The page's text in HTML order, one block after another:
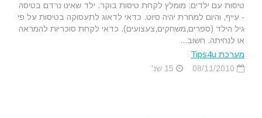
טיסות עם ילדים: מומלץ לקחת טיסות בוקר. ילד שאינו נרדם בטיסה
- עייף, והיום למחרת יהיה סיוט. כדאי לדאוג לתעסוקה בטיסות על פי
גיל הילד (ספרים,משחקים,צעצועים). כדאי לקחת סוכריות להמראה
או לנחיתה. חשוב...
מערכת Tips4u